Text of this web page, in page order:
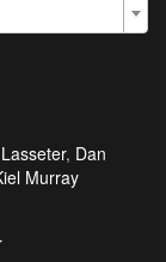
, Dan
Murray